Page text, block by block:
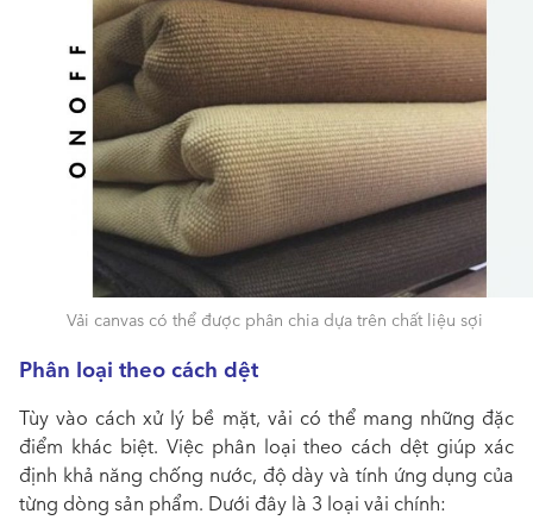
Vải canvas có thể được phân chia dựa trên chất liệu sợi
Phân loại theo cách dệt
Tùy vào cách xử lý bề mặt, vải có thể mang những đặc
điểm khác biệt. Việc phân loại theo cách dệt giúp xác
định khả năng chống nước, độ dày và tính ứng dụng của
từng dòng sản phẩm. Dưới đây là 3 loại vải chính: